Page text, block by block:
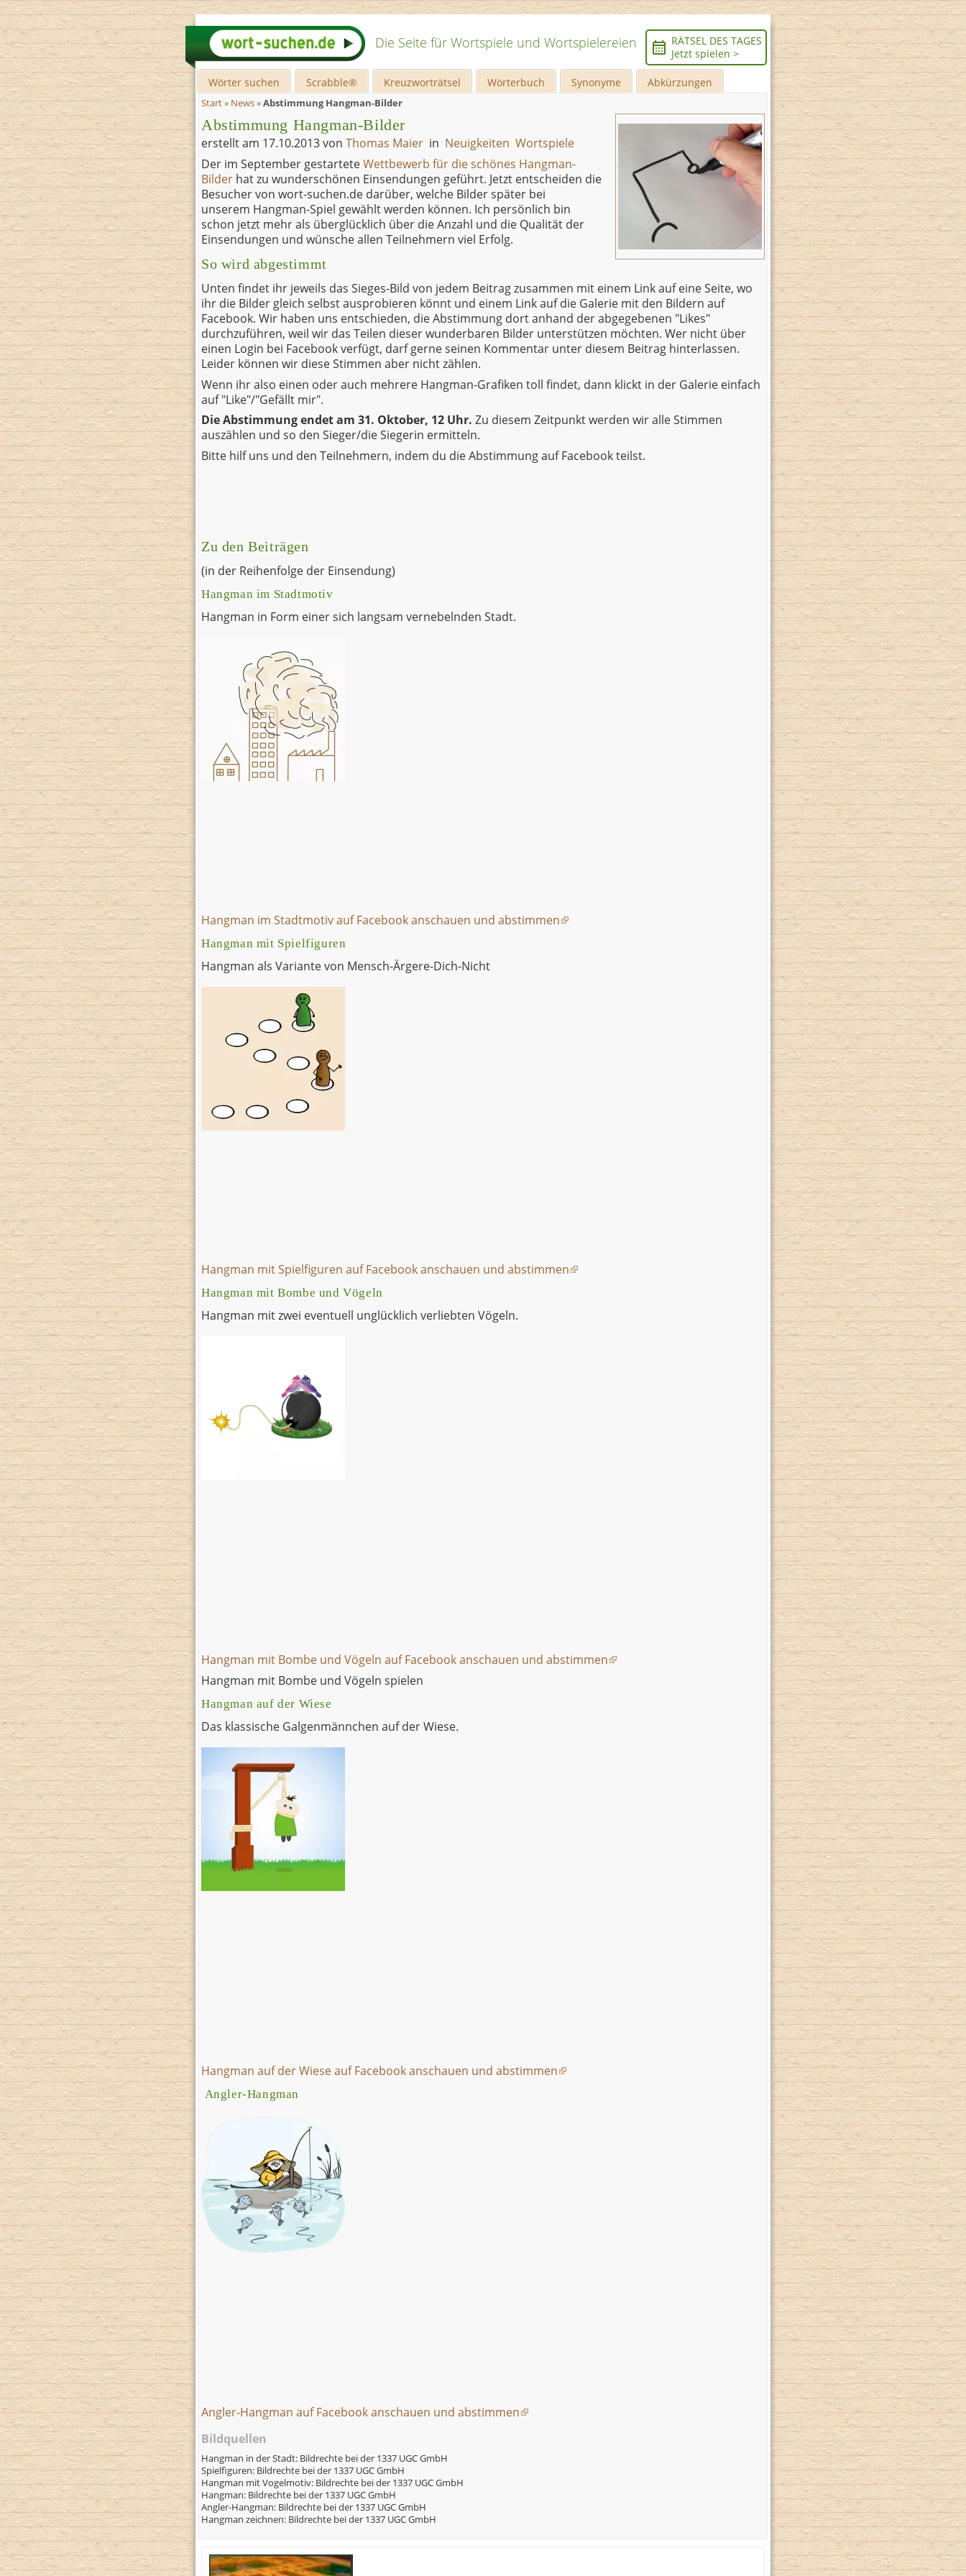
Die Seite für Wortspiele und Wortspielereien
RÄTSEL DES TAGES
Jetzt spielen >
Wörter suchen Scrabble® Kreuzworträtsel Wörterbuch Synonyme Abkürzungen
Start» News»Abstimmung Hangman-Bilder
Abstimmung Hangman-Bilder
erstellt am 17.10.2013von Thomas Maier in Neuigkeiten Wortspiele
Der im September gestarteteWettbewerb für die schönes Hangman-
Bilder hat zu wunderschönen Einsendungen geführt. Jetzt entscheiden die
Besucher von wort-suchen.de darüber, welche Bilder später bei
unserem Hangman-Spiel gewählt werden können. Ich persönlich bin
schon jetzt mehr als überglücklich über die Anzahl und die Qualität der
Einsendungen und wünsche allen Teilnehmern viel Erfolg.
So wird abgestimmt
Unten findet ihr jeweils das Sieges-Bild von jedem Beitrag zusammen mit einem Link auf eine Seite, wo
ihr die Bilder gleich selbst ausprobieren könnt und einem Link auf die Galerie mit den Bildern auf
Facebook. Wir haben uns entschieden, die Abstimmung dort anhand der abgegebenen "Likes"
durchzuführen, weil wir das Teilen dieser wunderbaren Bilder unterstützen möchten. Wer nicht über
einen Login bei Facebook verfügt, darf gerne seinen Kommentar unter diesem Beitrag hinterlassen.
Leider können wir diese Stimmen aber nicht zählen.
Wenn ihr also einen oder auch mehrere Hangman-Grafiken toll findet, dann klickt in der Galerie einfach
auf "Like"/"Gefällt mir".
Die Abstimmung endet am 31. Oktober, 12 Uhr. Zu diesem Zeitpunkt werden wir alle Stimmen
auszählen und so den Sieger/die Siegerin ermitteln.
Bitte hilf uns und den Teilnehmern, indem du die Abstimmung auf Facebook teilst.
Zu den Beiträgen
(in der Reihenfolge der Einsendung)
Hangman im Stadtmotiv
Hangman in Form einer sich langsam vernebelnden Stadt.
Hangman im Stadtmotiv auf Facebook anschauen und abstimmen
Hangman mit Spielfiguren
Hangman als Variante von Mensch-Ärgere-Dich-Nicht
Hangman mit Spielfiguren auf Facebook anschauen und abstimmen
Hangman mit Bombe und Vögeln
Hangman mit zwei eventuell unglücklich verliebten Vögeln.
Hangman mit Bombe und Vögeln auf Facebook anschauen und abstimmen
Hangman mit Bombe und Vögeln spielen
Hangman auf der Wiese
Das klassische Galgenmännchen auf der Wiese.
Hangman auf der Wiese auf Facebook anschauen und abstimmen
Angler-Hangman
Angler-Hangman auf Facebook anschauen und abstimmen
Bildquellen
Hangman in der Stadt: Bildrechte bei der 1337 UGC GmbH
Spielfiguren: Bildrechte bei der 1337 UGC GmbH
Hangman mit Vogelmotiv: Bildrechte bei der 1337 UGC GmbH
Hangman: Bildrechte bei der 1337 UGC GmbH
Angler-Hangman: Bildrechte bei der 1337 UGC GmbH
Hangman zeichnen: Bildrechte bei der 1337 UGC GmbH